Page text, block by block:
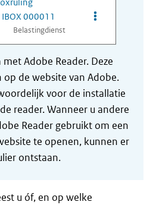
000011
Belastingdienst
Opties van
Adobe Reader. Deze
de website van Adobe.
voor de installatie
reader. Wanneer u andere
Reader gebruikt om een
te openen, kunnen er
ontstaan.
u óf, en op welke